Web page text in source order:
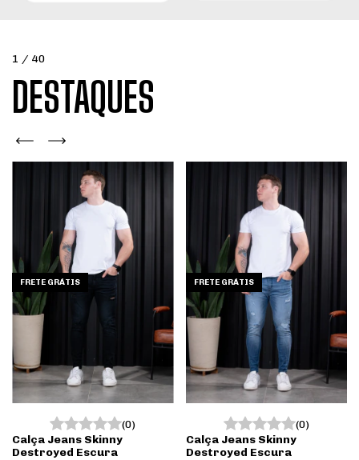
1 / 40
DESTAQUES
FRETE GRÁTIS
(0)
Calça Jeans Skinny
Destroyed Escura
FRETE GRÁTIS
(0)
Calça Jeans Skinny
Destroyed Escura